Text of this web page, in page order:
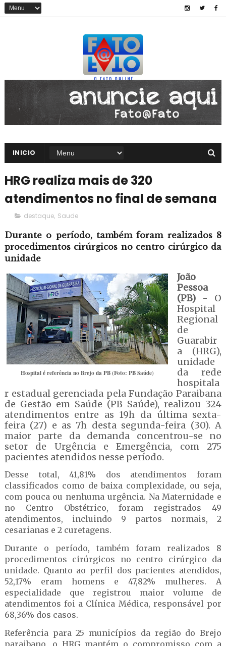
INICIO
HRG realiza mais de 320
atendimentos no final de semana
destaque, Saude
Durante o período, também foram realizados 8
procedimentos cirúrgicos no centro cirúrgico da
unidade
Hospital é referência no Brejo da PB (Foto: PB Saúde)
João
Pessoa
(PB)- O
Hospital
Regional
de
Guarabir
a (HRG),
unidade
da rede
hospitala
r estadual gerenciada pela Fundação Paraibana
de Gestão em Saúde (PB Saúde), realizou 324
atendimentos entre as 19h da última sexta-
feira (27) e as 7h desta segunda-feira (30). A
maior parte da demanda concentrou-se no
setor de Urgência e Emergência, com 275
pacientes atendidos nesse período.
Desse total, 41,81% dos atendimentos foram
classificados como de baixa complexidade, ou seja,
com pouca ou nenhuma urgência. Na Maternidade e
no Centro Obstétrico, foram registrados 49
atendimentos, incluindo 9 partos normais, 2
cesarianas e 2 curetagens.
Durante o período, também foram realizados 8
procedimentos cirúrgicos no centro cirúrgico da
unidade. Quanto ao perfil dos pacientes atendidos,
52,17% eram homens e 47,82% mulheres. A
especialidade que registrou maior volume de
atendimentos foi a Clínica Médica, responsável por
68,36% dos casos.
Referência para 25 municípios da região do Brejo
paraibano, o HRG mantém o compromisso com a